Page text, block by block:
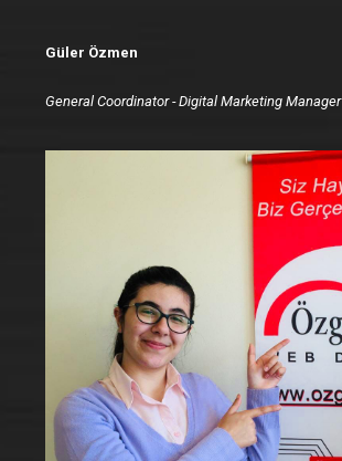
Güler Özmen
General Coordinator - Digital Marketing Manager